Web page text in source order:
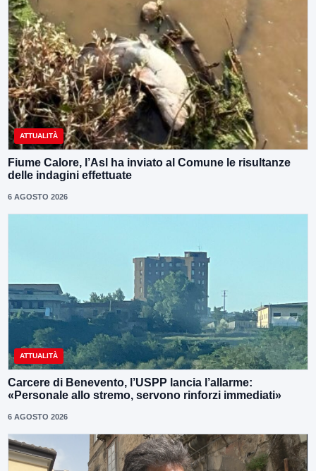
ATTUALITÀ
Fiume Calore, l’Asl ha inviato al Comune le risultanze
delle indagini effettuate
6 AGOSTO 2026
ATTUALITÀ
Carcere di Benevento, l’USPP lancia l’allarme:
«Personale allo stremo, servono rinforzi immediati»
6 AGOSTO 2026